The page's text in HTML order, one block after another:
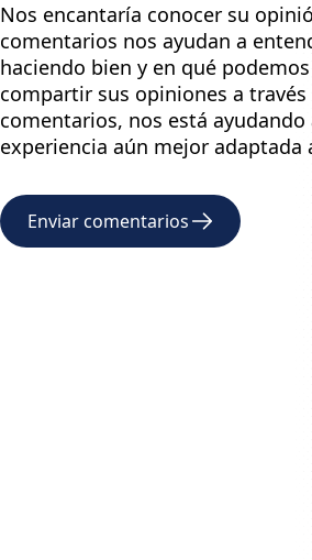
Nos encantaría conocer su
comentarios nos ayudan a
haciendo bien y en qué
compartir sus opiniones a
comentarios, nos está ayudando
experiencia aún mejor adaptada
Enviar comentarios